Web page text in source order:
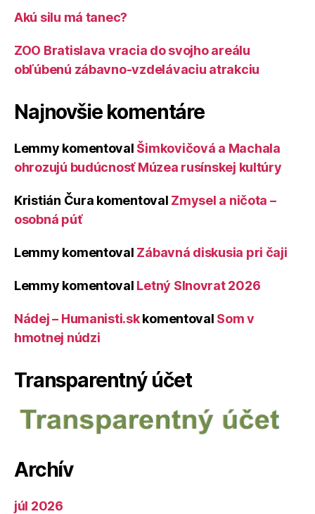
Akú silu má tanec?
ZOO Bratislava vracia do svojho areálu
obľúbenú zábavno-vzdelávaciu atrakciu
Najnovšie komentáre
Lemmy komentoval Šimkovičová a Machala
ohrozujú budúcnosť Múzea rusínskej kultúry
Kristián Čura komentoval Zmysel a ničota –
osobná púť
Lemmy komentoval Zábavná diskusia pri čaji
Lemmy komentoval Letný Slnovrat 2026
Nádej – Humanisti.skkomentoval Som v
hmotnej núdzi
Transparentný účet
Archív
júl 2026